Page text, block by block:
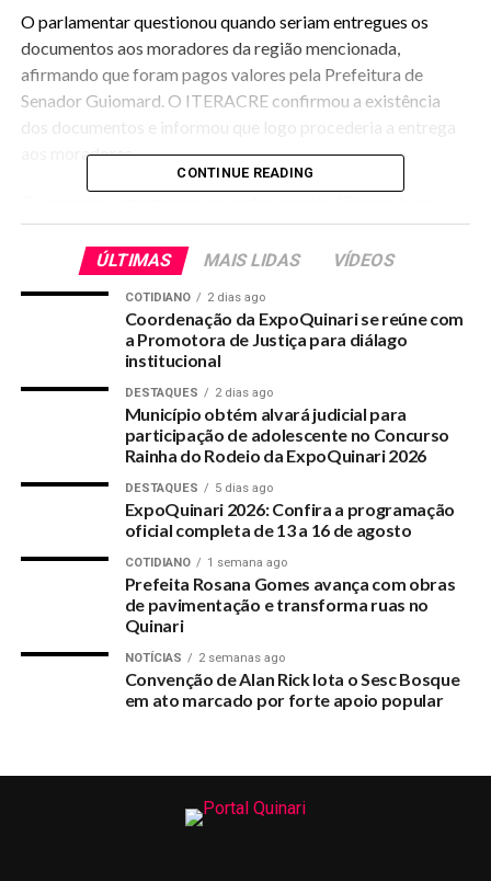
O parlamentar questionou quando seriam entregues os
documentos aos moradores da região mencionada,
afirmando que foram pagos valores pela Prefeitura de
Senador Guiomard. O ITERACRE confirmou a existência
dos documentos e informou que logo procederia a entrega
aos moradores.
Ofício encaminhado para buscar as informações sobre a
regularização fundiária dos bairros Amoty e João
Rodrigues”.
RELATED TOPICS:
DEFINITIVOS
Senadora, Secretário, Prefeito e vereadora fiscalizam
Bairro Chico Paulo 2 recebe melhorias em suas ruas
CONTINUE READING
ÚLTIMAS MAIS LIDAS VÍDEOS
COTIDIANO 2 dias ago
Coordenação da ExpoQuinari se reúne com
a Promotora de Justiça para diálago
institucional
DESTAQUES 2 dias ago
Município obtém alvará judicial para
participação de adolescente no Concurso
Rainha do Rodeio da ExpoQuinari 2026
DESTAQUES 5 dias ago
ExpoQuinari 2026: Confira a programação
oficial completa de 13 a 16 de agosto
COTIDIANO 1 semana ago
Prefeita Rosana Gomes avança com obras
de pavimentação e transforma ruas no
Quinari
NOTÍCIAS 2 semanas ago
Convenção de Alan Rick lota o Sesc Bosque
em ato marcado por forte apoio popular